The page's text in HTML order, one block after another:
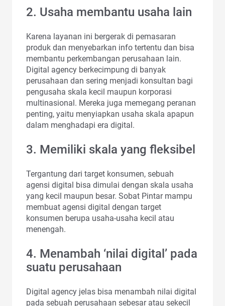
2. Usaha membantu usaha lain
Karena layanan ini bergerak di pemasaran
produk dan menyebarkan info tertentu dan bisa
membantu perkembangan perusahaan lain.
Digital agency berkecimpung di banyak
perusahaan dan sering menjadi konsultan bagi
pengusaha skala kecil maupun korporasi
multinasional. Mereka juga memegang peranan
penting, yaitu menyiapkan usaha skala apapun
dalam menghadapi era digital.
3. Memiliki skala yang fleksibel
Tergantung dari target konsumen, sebuah
agensi digital bisa dimulai dengan skala usaha
yang kecil maupun besar. Sobat Pintar mampu
membuat agensi digital dengan target
konsumen berupa usaha-usaha kecil atau
menengah.
4. Menambah ‘nilai digital’ pada
suatu perusahaan
Digital agency jelas bisa menambah nilai digital
pada sebuah perusahaan sebesar atau sekecil